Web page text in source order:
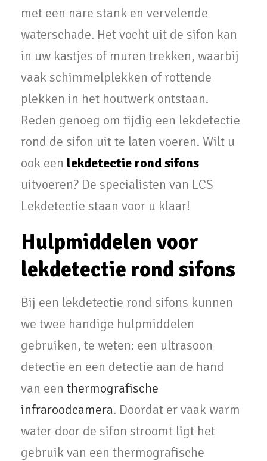
met een nare stank en vervelende
waterschade. Het vocht uit de sifon kan
in uw kastjes of muren trekken, waarbij
vaak schimmelplekken of rottende
plekken in het houtwerk ontstaan.
Reden genoeg om tijdig een lekdetectie
rond de sifon uit te laten voeren. Wilt u
ook een lekdetectie rond sifons
uitvoeren? De specialisten van LCS
Lekdetectie staan voor u klaar!
Hulpmiddelen voor
lekdetectie rond sifons
Bij een lekdetectie rond sifons kunnen
we twee handige hulpmiddelen
gebruiken, te weten: een ultrasoon
detectie en een detectie aan de hand
van een thermografische
infraroodcamera. Doordat er vaak warm
water door de sifon stroomt ligt het
gebruik van een thermografische